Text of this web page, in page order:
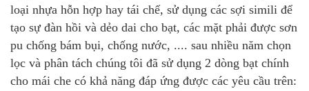
loại nhựa hỗn hợp hay tái chế, sử dụng các sợi simili để
tạo sự đàn hồi và dẻo dai cho bạt, các mặt phải được sơn
pu chống bám bụi, chống nước, .... sau nhiều năm chọn
lọc và phân tách chúng tôi đã sử dụng 2 dòng bạt chính
cho mái che có khả năng đáp ứng được các yêu cầu trên: